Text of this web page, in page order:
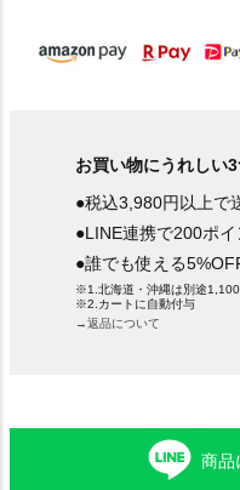
お買い物にうれしい
●税込3,980円以上で
●LINE連携で200ポ
●誰でも使える
※1.北海道・沖縄は別途
※2.カートに自動付与
→返品について
商品